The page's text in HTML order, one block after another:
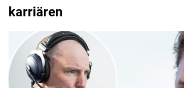
karriären